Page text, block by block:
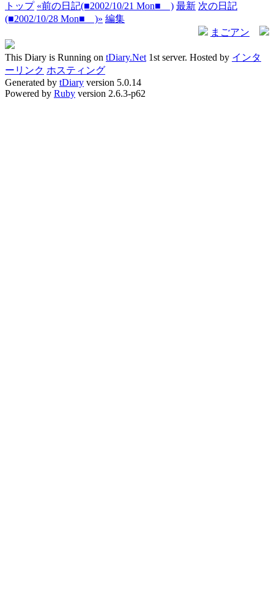
トップ «前の日記(■2002/10/21 Mon■ ) 最新 次の日記
(■2002/10/28 Mon■ )» 編集
まごアン
This Diary is Running on tDiary.Net 1st server. Hosted by インタ
ーリンク ホスティング
Generated by tDiary version 5.0.14
Powered by Ruby version 2.6.3-p62